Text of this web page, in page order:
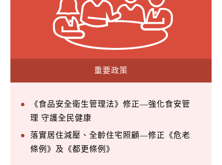
重要政策
《食品安全衛生管理法》修正—強化食安管
理 守護全民健康
落實居住減壓、全齡住宅照顧—修正《危老
條例》及《都更條例》